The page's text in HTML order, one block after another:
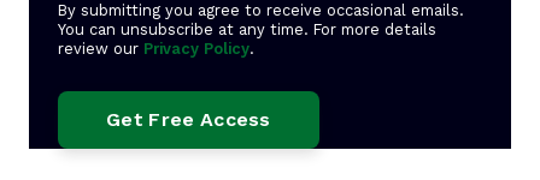
By submitting you agree to receive occasional emails.
You can unsubscribe at any time. For more details
review our Privacy Policy.